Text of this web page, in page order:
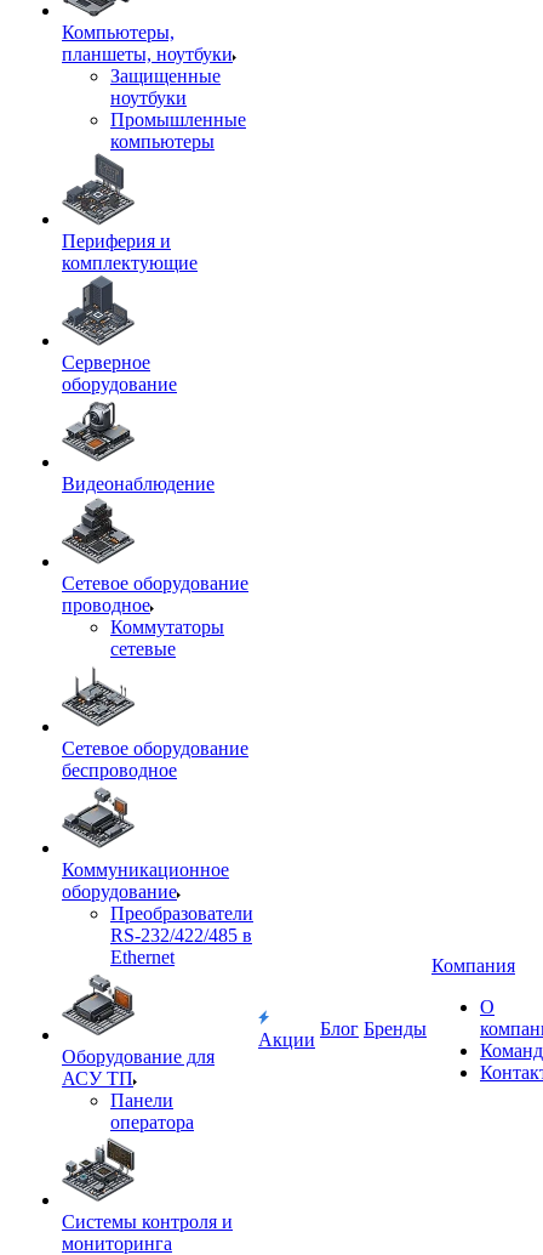
Компьютеры,
планшеты, ноутбуки
Защищенные
ноутбуки
Промышленные
компьютеры
Периферия и
комплектующие
Серверное
оборудование
Видеонаблюдение
Сетевое оборудование
проводное
Коммутаторы
сетевые
Сетевое оборудование
беспроводное
Коммуникационное
оборудование
Преобразователи
RS-232/422/485 в
Ethernet
Оборудование для
АСУ ТП
Панели
оператора
Системы контроля и
мониторинга
Акции
Блог Бренды
Компания
О